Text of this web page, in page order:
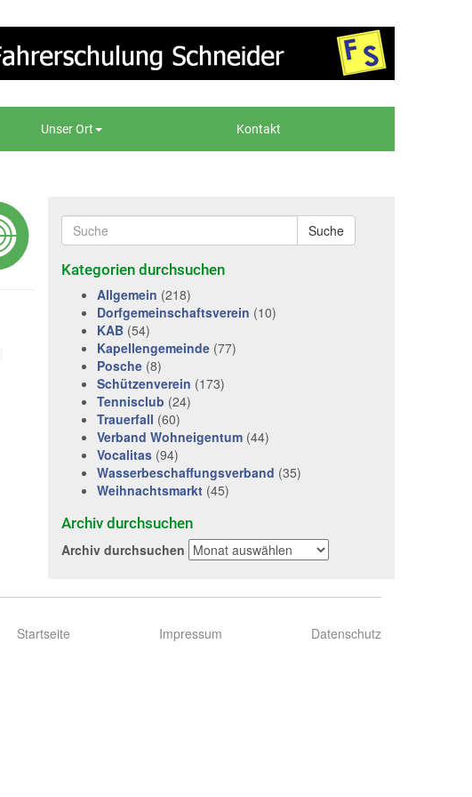
Unser Ort Kontakt
Suche
Kategorien durchsuchen
Allgemein (218)
Dorfgemeinschaftsverein (10)
KAB (54)
Kapellengemeinde (77)
Posche (8)
Schützenverein (173)
Tennisclub (24)
Trauerfall (60)
Verband Wohneigentum (44)
Vocalitas (94)
Wasserbeschaffungsverband (35)
Weihnachtsmarkt (45)
Archiv durchsuchen
Archiv durchsuchen
Startseite Impressum Datenschutz